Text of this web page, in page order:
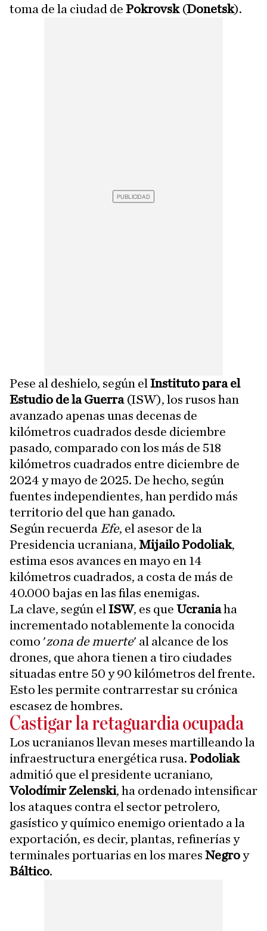
toma de la ciudad de Pokrovsk (Donetsk).
Pese al deshielo, según el Instituto para el
Estudio de la Guerra(ISW), los rusos han
avanzado apenas unas decenas de
kilómetros cuadrados desde diciembre
pasado, comparado con los más de 518
kilómetros cuadrados entre diciembre de
2024 y mayo de 2025. De hecho, según
fuentes independientes, han perdido más
territorio del que han ganado.
Según recuerda Efe, el asesor de la
Presidencia ucraniana, Mijailo Podoliak,
estima esos avances en mayo en 14
kilómetros cuadrados, a costa de más de
40.000 bajas en las filas enemigas.
La clave, según el ISW, es que Ucraniaha
incrementado notablemente la conocida
como 'zona de muerte' al alcance de los
drones, que ahora tienen a tiro ciudades
situadas entre 50 y 90 kilómetros del frente.
Esto les permite contrarrestar su crónica
escasez de hombres.
Castigar la retaguardia ocupada
Los ucranianos llevan meses martilleando la
infraestructura energética rusa. Podoliak
admitió que el presidente ucraniano,
Volodímir Zelenski, ha ordenado intensificar
los ataques contra el sector petrolero,
gasístico y químico enemigo orientado a la
exportación, es decir, plantas, refinerías y
terminales portuarias en los mares Negroy
Báltico.